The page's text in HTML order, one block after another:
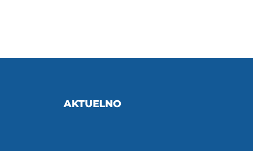
AKTUELNO